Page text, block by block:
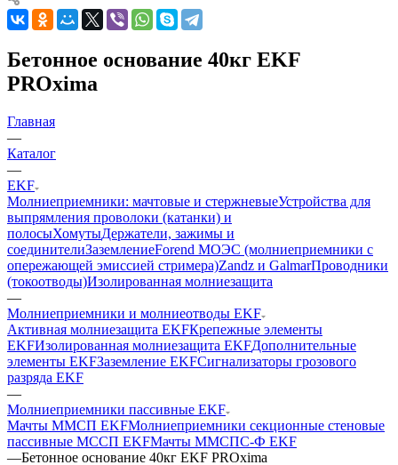
Бетонное основание 40кг EKF
PROxima
Главная
—
Каталог
—
EKF
Молниеприемники: мачтовые и стержневыеУстройства для
выпрямления проволоки (катанки) и
полосыХомутыДержатели, зажимы и
соединителиЗаземлениеForend МОЭС (молниеприемники с
опережающей эмиссией стримера)Zandz и GalmarПроводники
(токоотводы)Изолированная молниезащита
—
Молниеприемники и молниеотводы EKF
Активная молниезащита EKFКрепежные элементы
EKFИзолированная молниезащита EKFДополнительные
элементы EKFЗаземление EKFСигнализаторы грозового
разряда EKF
—
Молниеприемники пассивные EKF
Мачты ММСП EKFМолниеприемники секционные стеновые
пассивные МССП EKFМачты ММСПС-Ф EKF
—Бетонное основание 40кг EKF PROxima